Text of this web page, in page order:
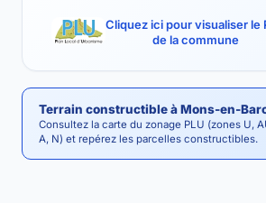
Cliquez ici pour visualiser le
de la commune
Terrain constructible à Mons-en-
Consultez la carte du zonage PLU (zones U,
A, N) et repérez les parcelles constructibles.